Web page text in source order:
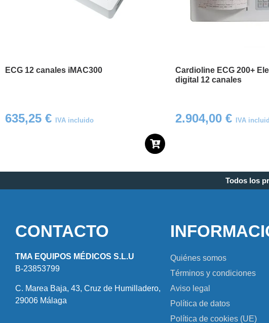
ECG 12 canales iMAC300
635,25 € IVA incluido
Cardioline ECG 200+
digital 12 canales
2.904,00 € IVA
Todos los
CONTACTO
TMA EQUIPOS MÉDICOS S.L.U
B-23853799
C. Marea Baja, 43, Cruz de Humilladero,
29006 Málaga
Quiénes somos
Términos y condiciones
Aviso legal
Política de datos
Política de cookies (UE)